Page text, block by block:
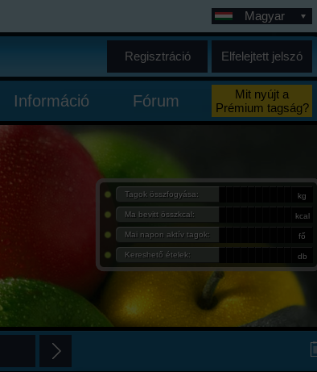
Magyar
Regisztráció Elfelejtett jelszó
Információ Fórum
Mit nyújt a
Prémium tagság?
Tagok összfogyása: kg
Ma bevitt összkcal: kcal
Mai napon aktív tagok: fő
Kereshető ételek: db